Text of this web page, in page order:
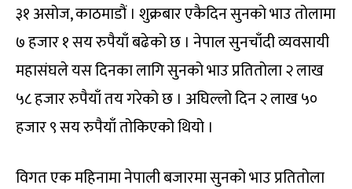
३१ असोज, काठमाडौं । शुक्रबार एकैदिन सुनको भाउ तोलामा
७ हजार १ सय रुपैयाँ बढेको छ । नेपाल सुनचाँदी व्यवसायी
महासंघले यस दिनका लागि सुनको भाउ प्रतितोला २ लाख
५८ हजार रुपैयाँ तय गरेको छ । अघिल्लो दिन २ लाख ५०
हजार ९ सय रुपैयाँ तोकिएको थियो ।
विगत एक महिनामा नेपाली बजारमा सुनको भाउ प्रतितोला